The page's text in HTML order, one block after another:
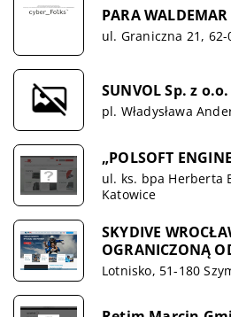
PARA
ul. Graniczna 21,
SUNVOL Sp. z o.o.
pl. Władysława
„POLSOFT
ul. ks. bpa Herberta
Katowice
SKYDIVE
OGRANICZONĄ
Lotnisko, 51-180